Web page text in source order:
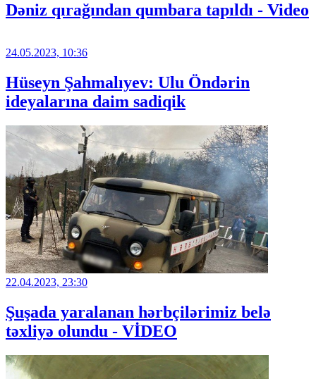
Dəniz qırağından qumbara tapıldı - Video
24.05.2023, 10:36
Hüseyn Şahmalıyev: Ulu Öndərin
ideyalarına daim sadiqik
22.04.2023, 23:30
Şuşada yaralanan hərbçilərimiz belə
təxliyə olundu - VİDEO